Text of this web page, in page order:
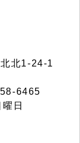
北1-24-1
6465
日